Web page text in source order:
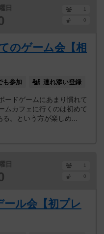
日
1
0
のゲーム会【相
も参加 連れ添い登録
ードゲームにあまり慣れて
ムカフェに行くのは初めて
。という方が楽しめ...
日
1
0
ール会【初プレ